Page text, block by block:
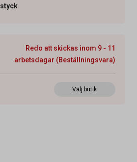
styck
Redo att skickas inom 9 - 11
arbetsdagar (Beställningsvara)
Välj butik